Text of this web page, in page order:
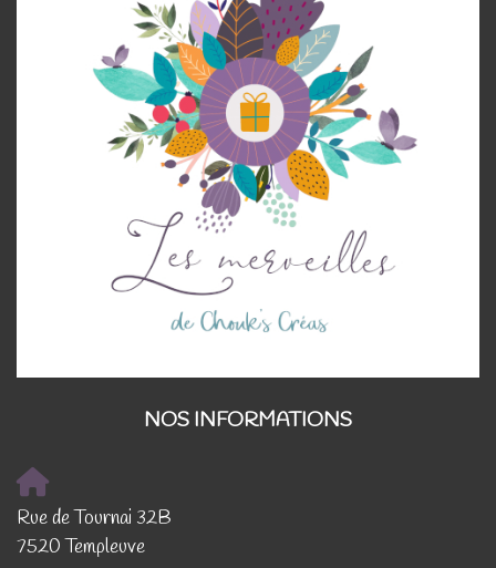
NOS INFORMATIONS
Rue de Tournai 32B
7520 Templeuve